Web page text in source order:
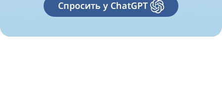
Спросить у ChatGPT